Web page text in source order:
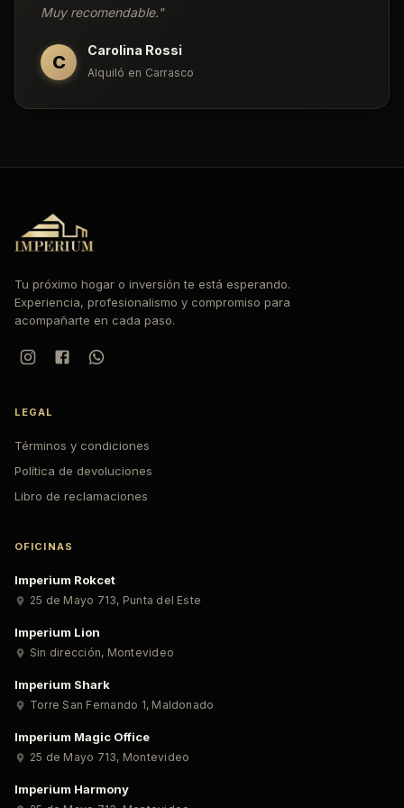
Muy recomendable."
C
Carolina Rossi
Alquiló en Carrasco
Tu próximo hogar o inversión te está esperando.
Experiencia, profesionalismo y compromiso para
acompañarte en cada paso.
LEGAL
Términos y condiciones
Política de devoluciones
Libro de reclamaciones
OFICINAS
Imperium Rokcet
25 de Mayo 713, Punta del Este
Imperium Lion
Sin dirección, Montevideo
Imperium Shark
Torre San Fernando 1, Maldonado
Imperium Magic Office
25 de Mayo 713, Montevideo
Imperium Harmony